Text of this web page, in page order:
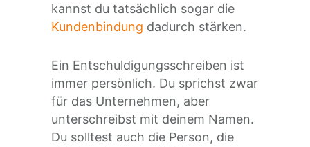
kannst du tatsächlich sogar die
Kundenbindung dadurch stärken.
Ein Entschuldigungsschreiben ist
immer persönlich. Du sprichst zwar
für das Unternehmen, aber
unterschreibst mit deinem Namen.
Du solltest auch die Person, die